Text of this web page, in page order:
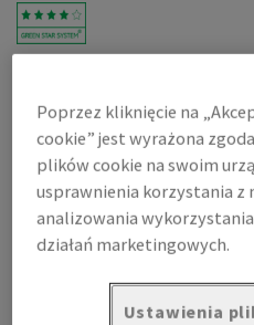
Novatech, Matt, 2-stronnie
150g/m2, 1000mm x 700mm, B1,
Zobacz dane techniczne
Cena z uwzględnieniem VAT
1 210,16 zł
za 1 000 arkusz
W MAGAZYNIE
Poprzez kliknięcie na
cookie” jest wyrażona
plików cookie na swoim
usprawnienia korzystania z
analizowania
działań marketingowych.
Ustawienia